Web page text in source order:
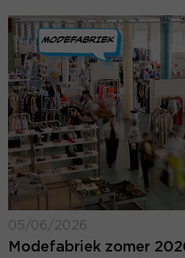
05/06/2026
Modefabriek zomer